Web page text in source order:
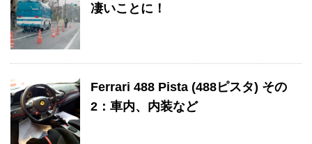
凄いことに！
Ferrari 488 Pista (488ピスタ) その
2：車内、内装など